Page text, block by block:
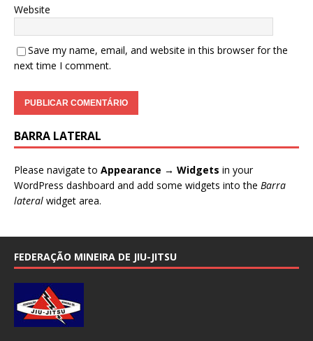
Website
Save my name, email, and website in this browser for the
next time I comment.
BARRA LATERAL
Please navigate to Appearance → Widgets in your
WordPress dashboard and add some widgets into the Barra
lateral widget area.
FEDERAÇÃO MINEIRA DE JIU-JITSU